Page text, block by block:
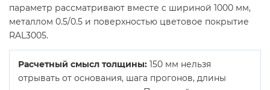
параметр рассматривают вместе с шириной 1000 мм,
металлом 0.5/0.5 и поверхностью цветовое покрытие
RAL3005.
Расчетный смысл толщины: 150 мм нельзя
отрывать от основания, шага прогонов, длины